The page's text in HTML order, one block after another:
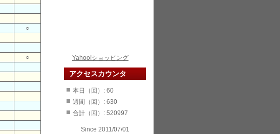
○
○
Yahoo!ショッピング
アクセスカウンタ
本日（回）: 60
週間（回）: 630
合計（回）: 520997
Since 2011/07/01